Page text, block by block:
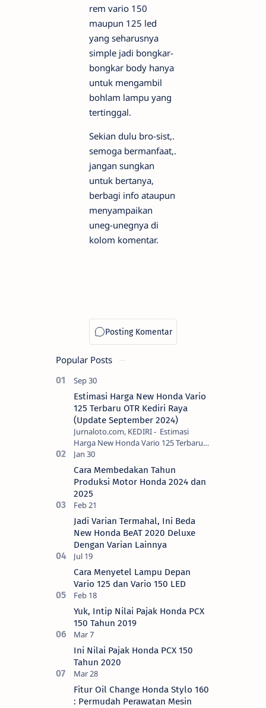
rem vario 150
maupun 125 led
yang seharusnya
simple jadi bongkar-
bongkar body hanya
untuk mengambil
bohlam lampu yang
tertinggal.
Sekian dulu bro-sist,.
semoga bermanfaat,.
jangan sungkan
untuk bertanya,
berbagi info ataupun
menyampaikan
uneg-unegnya di
kolom komentar.
Popular Posts
Estimasi Harga New Honda Vario
125 Terbaru OTR Kediri Raya
(Update September 2024)
Jurnaloto.com, KEDIRI - Estimasi
Harga New Honda Vario 125 Terbaru
OTR Kediri Raya (Update September
2024) Brosis sekalian, PT Astra Honda
Motor (AH…
Cara Membedakan Tahun
Produksi Motor Honda 2024 dan
2025
Jadi Varian Termahal, Ini Beda
New Honda BeAT 2020 Deluxe
Dengan Varian Lainnya
Cara Menyetel Lampu Depan
Vario 125 dan Vario 150 LED
Yuk, Intip Nilai Pajak Honda PCX
150 Tahun 2019
Ini Nilai Pajak Honda PCX 150
Tahun 2020
Fitur Oil Change Honda Stylo 160
: Permudah Perawatan Mesin